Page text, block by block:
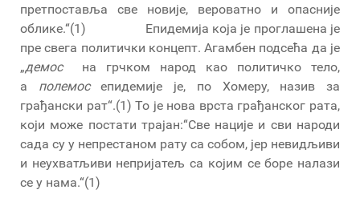
претпоставља све новије, вероватно и опасније
облике.“(1) Епидемија која је проглашена је
пре свега политички концепт. Агамбен подсећа да је
„демосна грчком народ као политичко тело,
а полемосепидемије је, по Хомеру, назив за
грађански рат“.(1) То је нова врста грађанског рата,
који може постати трајан:“Све нације и сви народи
сада су у непрестаном рату са собом, јер невидљиви
и неухватљиви непријатељ са којим се боре налази
се у нама.“(1)